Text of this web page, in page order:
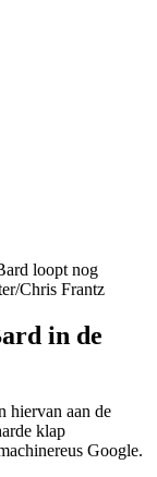
loopt nog
Chris Frantz
in de
hiervan aan de
klap
Google.